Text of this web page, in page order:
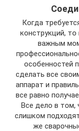
Когда
конструкций, то
важным
особенностей
сделать все
аппарат и
все равно
Все дело в том,
слишком
же